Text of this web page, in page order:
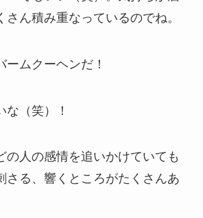
さん積み重なっているのでね。
ームクーヘンだ！
な（笑）！
の人の感情を追いかけていても
さる、響くところがたくさんあ